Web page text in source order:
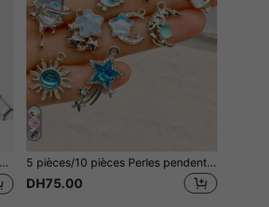
5 pièces/10 pièces Perles pendentif Charm, style Y2K papillon, coquillage, étoile, arbre, cœur, aile, fleur Charms, convient pour la fabrication de bijoux DIY, collier, boucles d'oreilles, bracelet, accessoires de porte-clés, super idée de cadeau
DH75.00